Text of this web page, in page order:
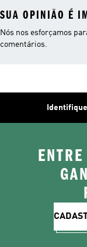
SUA OPINIÃO É
Nós nos esforçamos
comentários.